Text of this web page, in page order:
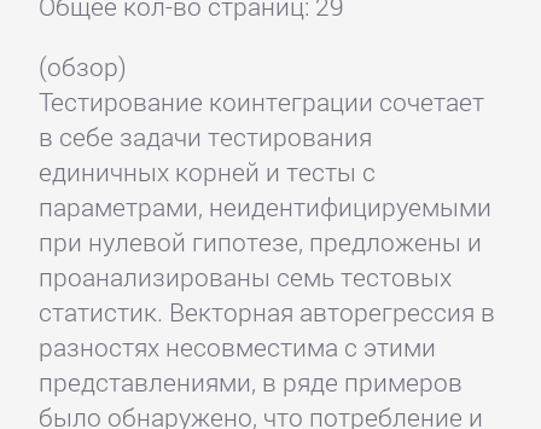
(обзор)
Тестирование коинтеграции сочетает
в себе задачи тестирования
единичных корней и тесты с
параметрами, неидентифицируемыми
при нулевой гипотезе, предложены и
проанализированы семь тестовых
статистик. Векторная авторегрессия в
разностях несовместима с этими
представлениями, в ряде примеров
было обнаружено, что потребление и